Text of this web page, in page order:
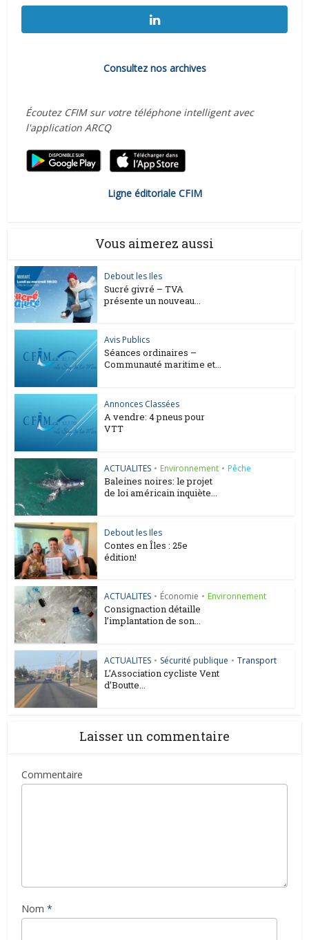
Consultez nos archives
Écoutez CFIM sur votre téléphone intelligent avec
l'application ARCQ
Ligne éditoriale CFIM
Vous aimerez aussi
Debout les Iles
Sucré givré – TVA
présente un nouveau...
Avis Publics
Séances ordinaires –
Communauté maritime et...
Annonces Classées
A vendre: 4 pneus pour
VTT
ACTUALITES • Environnement • Pêche
Baleines noires: le projet
de loi américain inquiète...
Debout les Iles
Contes en Îles : 25e
édition!
ACTUALITES • Économie • Environnement
Consignaction détaille
l’implantation de son...
ACTUALITES • Sécurité publique • Transport
L’Association cycliste Vent
d’Boutte...
Laisser un commentaire
Commentaire
Nom *